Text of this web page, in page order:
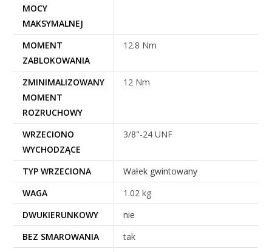
MOCY
MAKSYMALNEJ
MOMENT
ZABLOKOWANIA
12.8 Nm
ZMINIMALIZOWANY
MOMENT
ROZRUCHOWY
12 Nm
WRZECIONO
WYCHODZĄCE
3/8"-24 UNF
TYP WRZECIONA
Wałek gwintowany
WAGA
1.02 kg
DWUKIERUNKOWY
nie
BEZ SMAROWANIA
tak